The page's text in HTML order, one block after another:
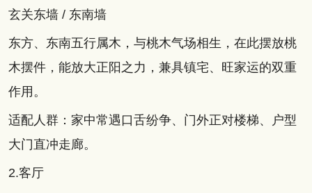
玄关东墙 / 东南墙
东方、东南五行属木，与桃木气场相生，在此摆放桃
木摆件，能放大正阳之力，兼具镇宅、旺家运的双重
作用。
适配人群：家中常遇口舌纷争、门外正对楼梯、户型
大门直冲走廊。
2.客厅